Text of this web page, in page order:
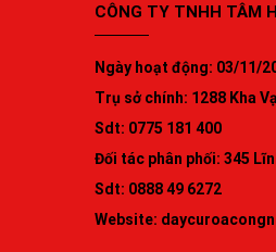
CÔNG TY TNHH TÂM
Ngày hoạt động: 03/11/
Trụ sở chính: 1288 Kha
Sdt: 0775 181 400
Đối tác phân phối: 345
Sdt: 0888 49 6272
Website: